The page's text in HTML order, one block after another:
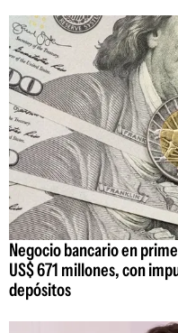
Negocio bancario en
US$ 671 millones, con
depósitos